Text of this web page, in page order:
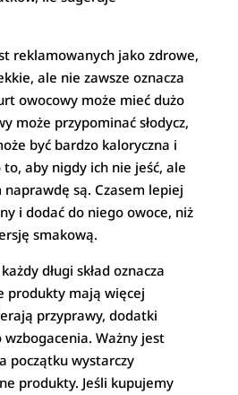
reklamowanych jako zdrowe,
ale nie zawsze oznacza
owocowy może mieć dużo
może przypominać słodycz,
być bardzo kaloryczna i
to, aby nigdy ich nie jeść, ale
naprawdę są. Czasem lepiej
i dodać do niego owoce, niż
smakową.
długi skład oznacza
produkty mają więcej
przyprawy, dodatki
Ważny jest
początku wystarczy
produkty. Jeśli kupujemy